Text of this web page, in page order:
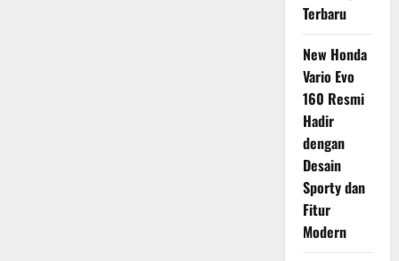
Terbaru
New Honda
Vario Evo
160 Resmi
Hadir
dengan
Desain
Sporty dan
Fitur
Modern